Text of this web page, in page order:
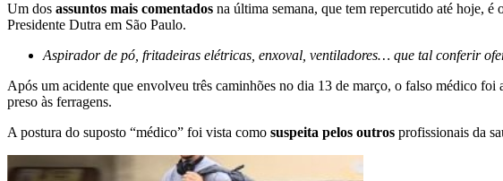
Um dos assuntos mais comentados na última semana, que tem repercutido até hoje, é
Presidente Dutra em São Paulo.
Aspirador de pó, fritadeiras elétricas, enxoval, ventiladores… que tal conferir
Após um acidente que envolveu três caminhões no dia 13 de março, o falso médico foi
preso às ferragens.
A postura do suposto “médico” foi vista como suspeita pelos outros profissionais da